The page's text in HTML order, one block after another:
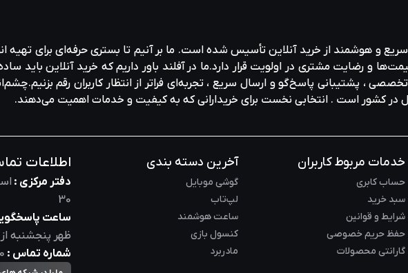
و هوشمند از خرید آنلاین تأسیس شده است. ما بر آنیم تا بستری حرفه‌ای برای تهیه‌
و رضایت مشتری در اولویت قرار دارد.ما در آفلند باور داریم که خرید آنلاین باید
، پشتیبانی پاسخ‌گو و ارسال سریع ، تجربه‌ای فراتر از انتظار کاربران رقم
در کشور است . انتخابی نخست برای خریدارانی که به کیفیت و خدمات اهمیت می‌دهند.
خدمات مربوط کاربران
حساب کابری
سبد خرید
شرایط و قوانین
حفظ حریم خصوصی
گارانتی محصولات
آخرین دسته بندی
گوشی موبایل
لپ‌تاب
ساعت هوشمند
کنسول بازی
مادربرد
اطلاعات
دفتر مرکزی :
30
ساعت
ظهر پنجشنبه
شماره تماس :